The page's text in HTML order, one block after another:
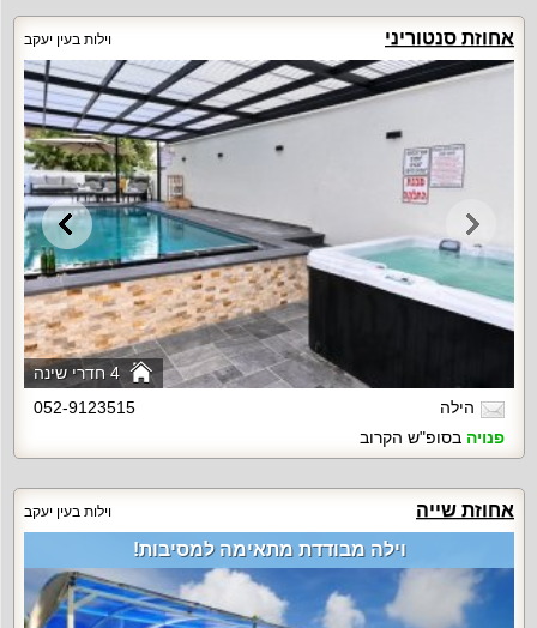
אחוזת סנטוריני וילות בעין יעקב
4 חדרי שינה
הילה
052-9123515
פנויה בסופ"ש הקרוב
אחוזת שייה וילות בעין יעקב
וילה מבודדת מתאימה למסיבות!